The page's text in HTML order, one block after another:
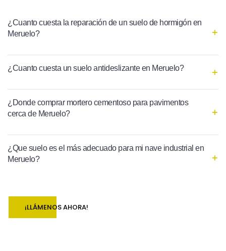
¿Cuanto cuesta la reparación de un suelo de hormigón en
Meruelo?
¿Cuanto cuesta un suelo antideslizante en Meruelo?
¿Donde comprar mortero cementoso para pavimentos
cerca de Meruelo?
¿Que suelo es el más adecuado para mi nave industrial en
Meruelo?
¡LLÁMENOS AHORA!